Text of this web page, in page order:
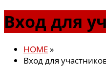
Вход для
HOME»
Вход для